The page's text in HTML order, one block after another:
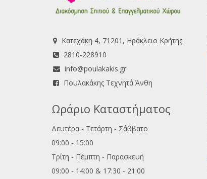
Κατεχάκη 4, 71201, Ηράκλειο Κρήτης
2810-228910
info@poulakakis.gr
Πουλακάκης Τεχνητά Άνθη
Ωράριο Καταστήματος
Δευτέρα - Τετάρτη - Σάββατο
09:00 - 15:00
Τρίτη - Πέμπτη - Παρασκευή
09:00 - 14:00 & 17:30 - 21:00